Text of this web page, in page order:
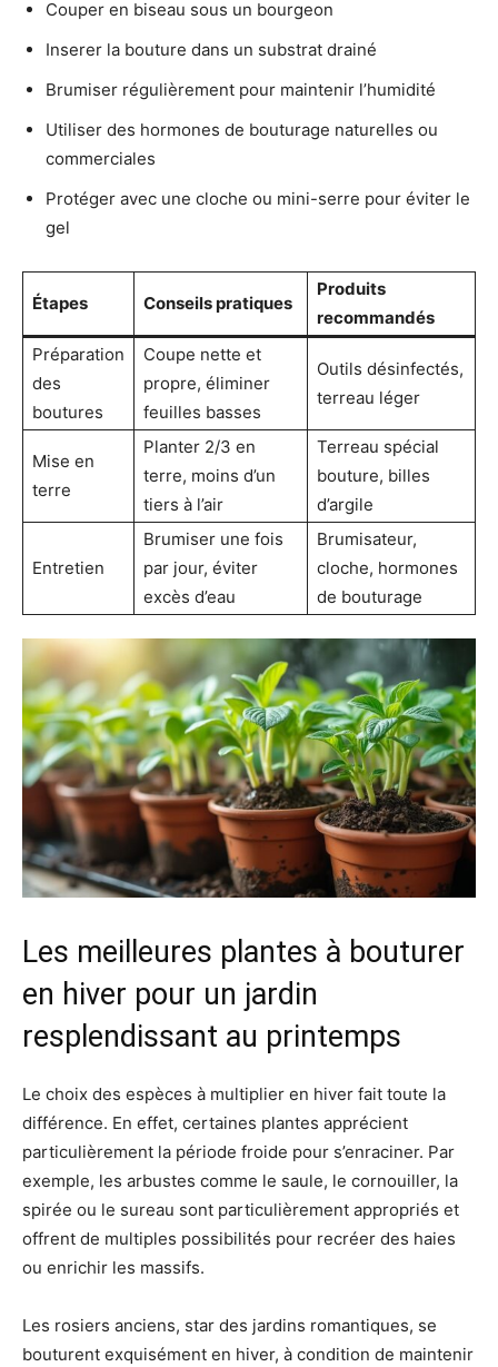
Couper en biseau sous un bourgeon
Inserer la bouture dans un substrat drainé
Brumiser régulièrement pour maintenir l’humidité
Utiliser des hormones de bouturage naturelles ou
commerciales
Protéger avec une cloche ou mini-serre pour éviter le
gel
Étapes Conseils pratiques
Produits
recommandés
Préparation
des
boutures
Coupe nette et
propre, éliminer
feuilles basses
Outils désinfectés,
terreau léger
Mise en
terre
Planter 2/3 en
terre, moins d’un
tiers à l’air
Terreau spécial
bouture, billes
d’argile
Entretien
Brumiser une fois
par jour, éviter
excès d’eau
Brumisateur,
cloche, hormones
de bouturage
Les meilleures plantes à bouturer
en hiver pour un jardin
resplendissant au printemps
Le choix des espèces à multiplier en hiver fait toute la
différence. En effet, certaines plantes apprécient
particulièrement la période froide pour s’enraciner. Par
exemple, les arbustes comme le saule, le cornouiller, la
spirée ou le sureau sont particulièrement appropriés et
offrent de multiples possibilités pour recréer des haies
ou enrichir les massifs.
Les rosiers anciens, star des jardins romantiques, se
bouturent exquisément en hiver, à condition de maintenir